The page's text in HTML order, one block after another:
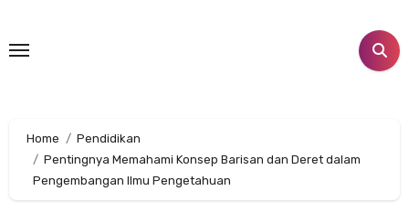
content
Home
Pendidikan
Pentingnya Memahami Konsep Barisan dan Deret dalam
Pengembangan Ilmu Pengetahuan